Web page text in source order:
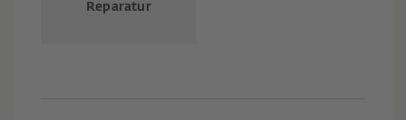
Reparatur